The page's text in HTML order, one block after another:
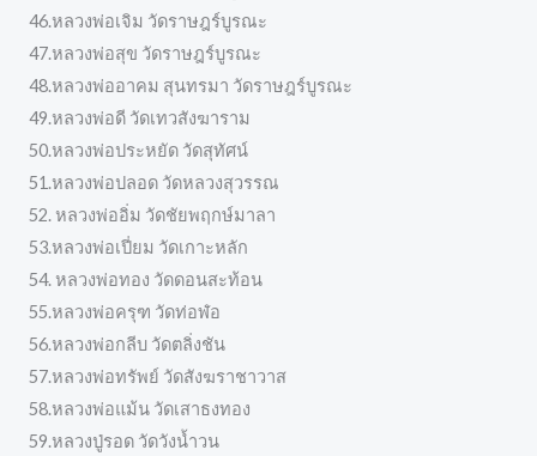
46.หลวงพ่อเจิม วัดราษฎร์บูรณะ
47.หลวงพ่อสุข วัดราษฎร์บูรณะ
48.หลวงพ่ออาคม สุนทรมา วัดราษฎร์บูรณะ
49.หลวงพ่อดี วัดเทวสังฆาราม
50.หลวงพ่อประหยัด วัดสุทัศน์
51.หลวงพ่อปลอด วัดหลวงสุวรรณ
52. หลวงพ่ออิ่ม วัดชัยพฤกษ์มาลา
53.หลวงพ่อเปี่ยม วัดเกาะหลัก
54. หลวงพ่อทอง วัดดอนสะท้อน
55.หลวงพ่อครุฑ วัดท่อฬ่อ
56.หลวงพ่อกลีบ วัดตลิ่งชัน
57.หลวงพ่อทรัพย์ วัดสังฆราชาวาส
58.หลวงพ่อแม้น วัดเสาธงทอง
59.หลวงปู่รอด วัดวังน้ำวน